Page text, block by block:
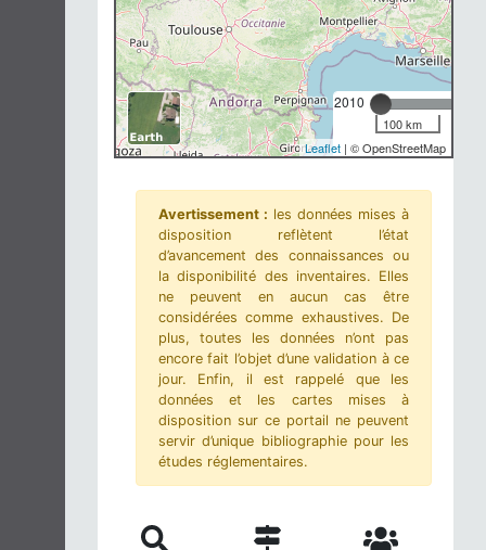
2010
100 km
Leaflet | © OpenStreetMap
Avertissement : les données mises à
disposition reflètent l’état
d’avancement des connaissances ou
la disponibilité des inventaires. Elles
ne peuvent en aucun cas être
considérées comme exhaustives. De
plus, toutes les données n’ont pas
encore fait l’objet d’une validation à ce
jour. Enfin, il est rappelé que les
données et les cartes mises à
disposition sur ce portail ne peuvent
servir d’unique bibliographie pour les
études réglementaires.